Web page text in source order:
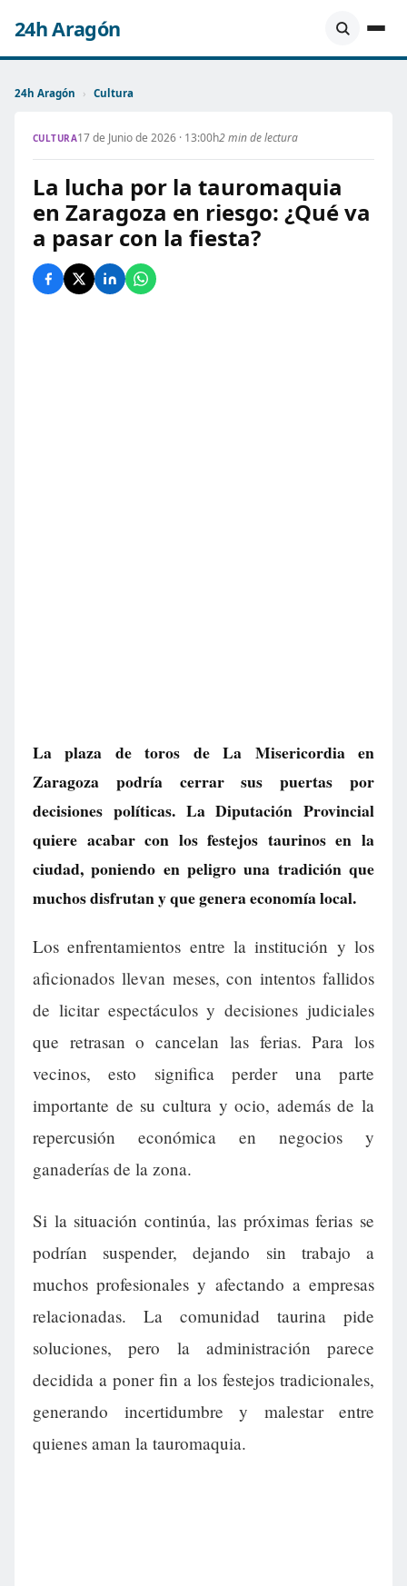
24h Aragón
24h Aragón › Cultura
CULTURA17 de Junio de 2026 · 13:00h2 min de lectura
La lucha por la tauromaquia
en Zaragoza en riesgo: ¿Qué va
a pasar con la fiesta?
La plaza de toros de La Misericordia en
Zaragoza podría cerrar sus puertas por
decisiones políticas. La Diputación Provincial
quiere acabar con los festejos taurinos en la
ciudad, poniendo en peligro una tradición que
muchos disfrutan y que genera economía local.
Los enfrentamientos entre la institución y los
aficionados llevan meses, con intentos fallidos
de licitar espectáculos y decisiones judiciales
que retrasan o cancelan las ferias. Para los
vecinos, esto significa perder una parte
importante de su cultura y ocio, además de la
repercusión económica en negocios y
ganaderías de la zona.
Si la situación continúa, las próximas ferias se
podrían suspender, dejando sin trabajo a
muchos profesionales y afectando a empresas
relacionadas. La comunidad taurina pide
soluciones, pero la administración parece
decidida a poner fin a los festejos tradicionales,
generando incertidumbre y malestar entre
quienes aman la tauromaquia.